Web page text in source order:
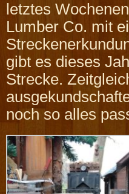
letztes
Lumber Co. mit
gibt es dieses
Strecke.
noch so alles